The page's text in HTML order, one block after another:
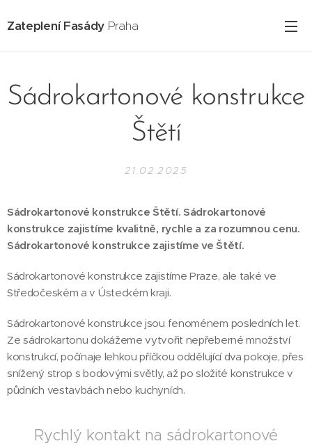
Zateplení Fasády Praha
Sádrokartonové konstrukce
Štětí
21.02.2025
Sádrokartonové konstrukce Štětí. Sádrokartonové
konstrukce zajistíme kvalitně, rychle a za rozumnou cenu.
Sádrokartonové konstrukce zajistíme ve Štětí.
Sádrokartonové konstrukce zajistíme Praze, ale také ve
Středočeském a v Ústeckém kraji.
Sádrokartonové konstrukce jsou fenoménem posledních let.
Ze sádrokartonu dokážeme vytvořit nepřeberné množství
konstrukcí, počínaje lehkou příčkou oddělující dva pokoje, přes
snížený strop s bodovými světly, až po složité konstrukce v
půdních vestavbách nebo kuchyních.
Rychlý kontakt na sádrokartonové